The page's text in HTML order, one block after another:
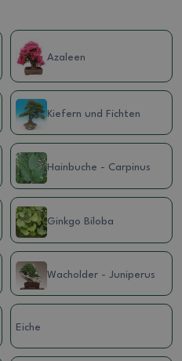
Azaleen
Kiefern und Fichten
Hainbuche - Carpinus
Ginkgo Biloba
Wacholder - Juniperus
Eiche